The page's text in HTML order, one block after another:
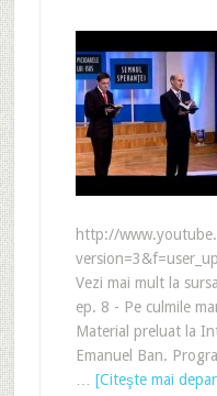
http://
Vezi mai mult la
ep. 8 - Pe culmile
Material preluat la
Emanuel Ban.
[Citeşte mai